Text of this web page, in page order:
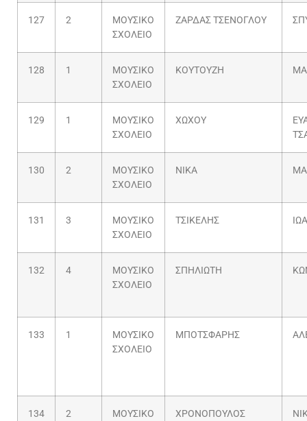
127 2
ΜΟΥΣΙΚΟ
ΣΧΟΛΕΙΟ
ΖΑΡΔΑΣ ΤΣΕΝΟΓΛΟΥ
128 1
ΜΟΥΣΙΚΟ
ΣΧΟΛΕΙΟ
ΚΟΥΤΟΥΖΗ
129 1
ΜΟΥΣΙΚΟ
ΣΧΟΛΕΙΟ
ΧΩΧΟΥ
130 2
ΜΟΥΣΙΚΟ
ΣΧΟΛΕΙΟ
ΝΙΚΑ
131 3
ΜΟΥΣΙΚΟ
ΣΧΟΛΕΙΟ
ΤΣΙΚΕΛΗΣ
132 4
ΜΟΥΣΙΚΟ
ΣΧΟΛΕΙΟ
ΣΠΗΛΙΩΤΗ
133 1
ΜΟΥΣΙΚΟ
ΣΧΟΛΕΙΟ
ΜΠΟΤΣΦΑΡΗΣ
134 2
ΜΟΥΣΙΚΟ
ΧΡΟΝΟΠΟΥΛΟΣ